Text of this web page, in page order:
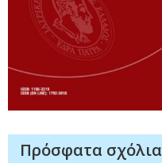
Πρόσφατα σχόλια